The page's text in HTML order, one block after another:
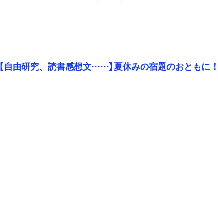
【自由研究、読書感想文……】夏休みの宿題のおともに！